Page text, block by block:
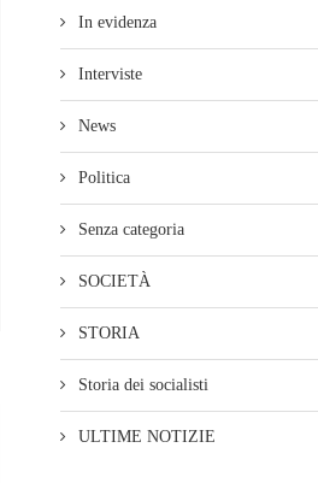
In evidenza
Interviste
News
Politica
Senza categoria
SOCIETÀ
STORIA
Storia dei socialisti
ULTIME NOTIZIE